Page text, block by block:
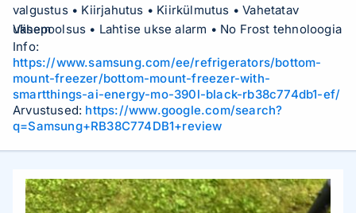
valgustus • Kiirjahutus • Kiirkülmutus • Vahetatav
uksepoolsus • Lahtise ukse alarm • No Frost tehnoloogia
Vähem
Info:
https://www.samsung.com/ee/refrigerators/bottom-
mount-freezer/bottom-mount-freezer-with-
smartthings-ai-energy-mo-390l-black-rb38c774db1-ef/
Arvustused: https://www.google.com/search?
q=Samsung+RB38C774DB1+review